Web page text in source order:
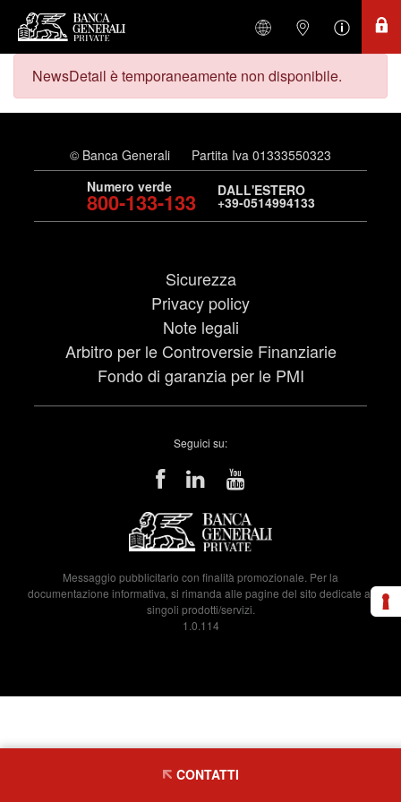
NewsDetail è temporaneamente non disponibile.
© Banca Generali
Partita Iva 01333550323
Numero verde
800-133-133 DALL'ESTERO
+39-0514994133
Sicurezza
Privacy policy
Note legali
Arbitro per le Controversie Finanziarie
Fondo di garanzia per le PMI
Seguici su:
Messaggio pubblicitario con finalità promozionale. Per la
documentazione informativa, si rimanda alle pagine del sito dedicate ai
singoli prodotti/servizi.
1.0.114
CONTATTI